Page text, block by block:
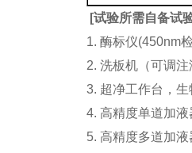
[试验所需自备试
1. 酶标仪(450nm
2. 洗板机（可调
3. 超净工作台，生
4. 高精度单道加
5. 高精度多道加